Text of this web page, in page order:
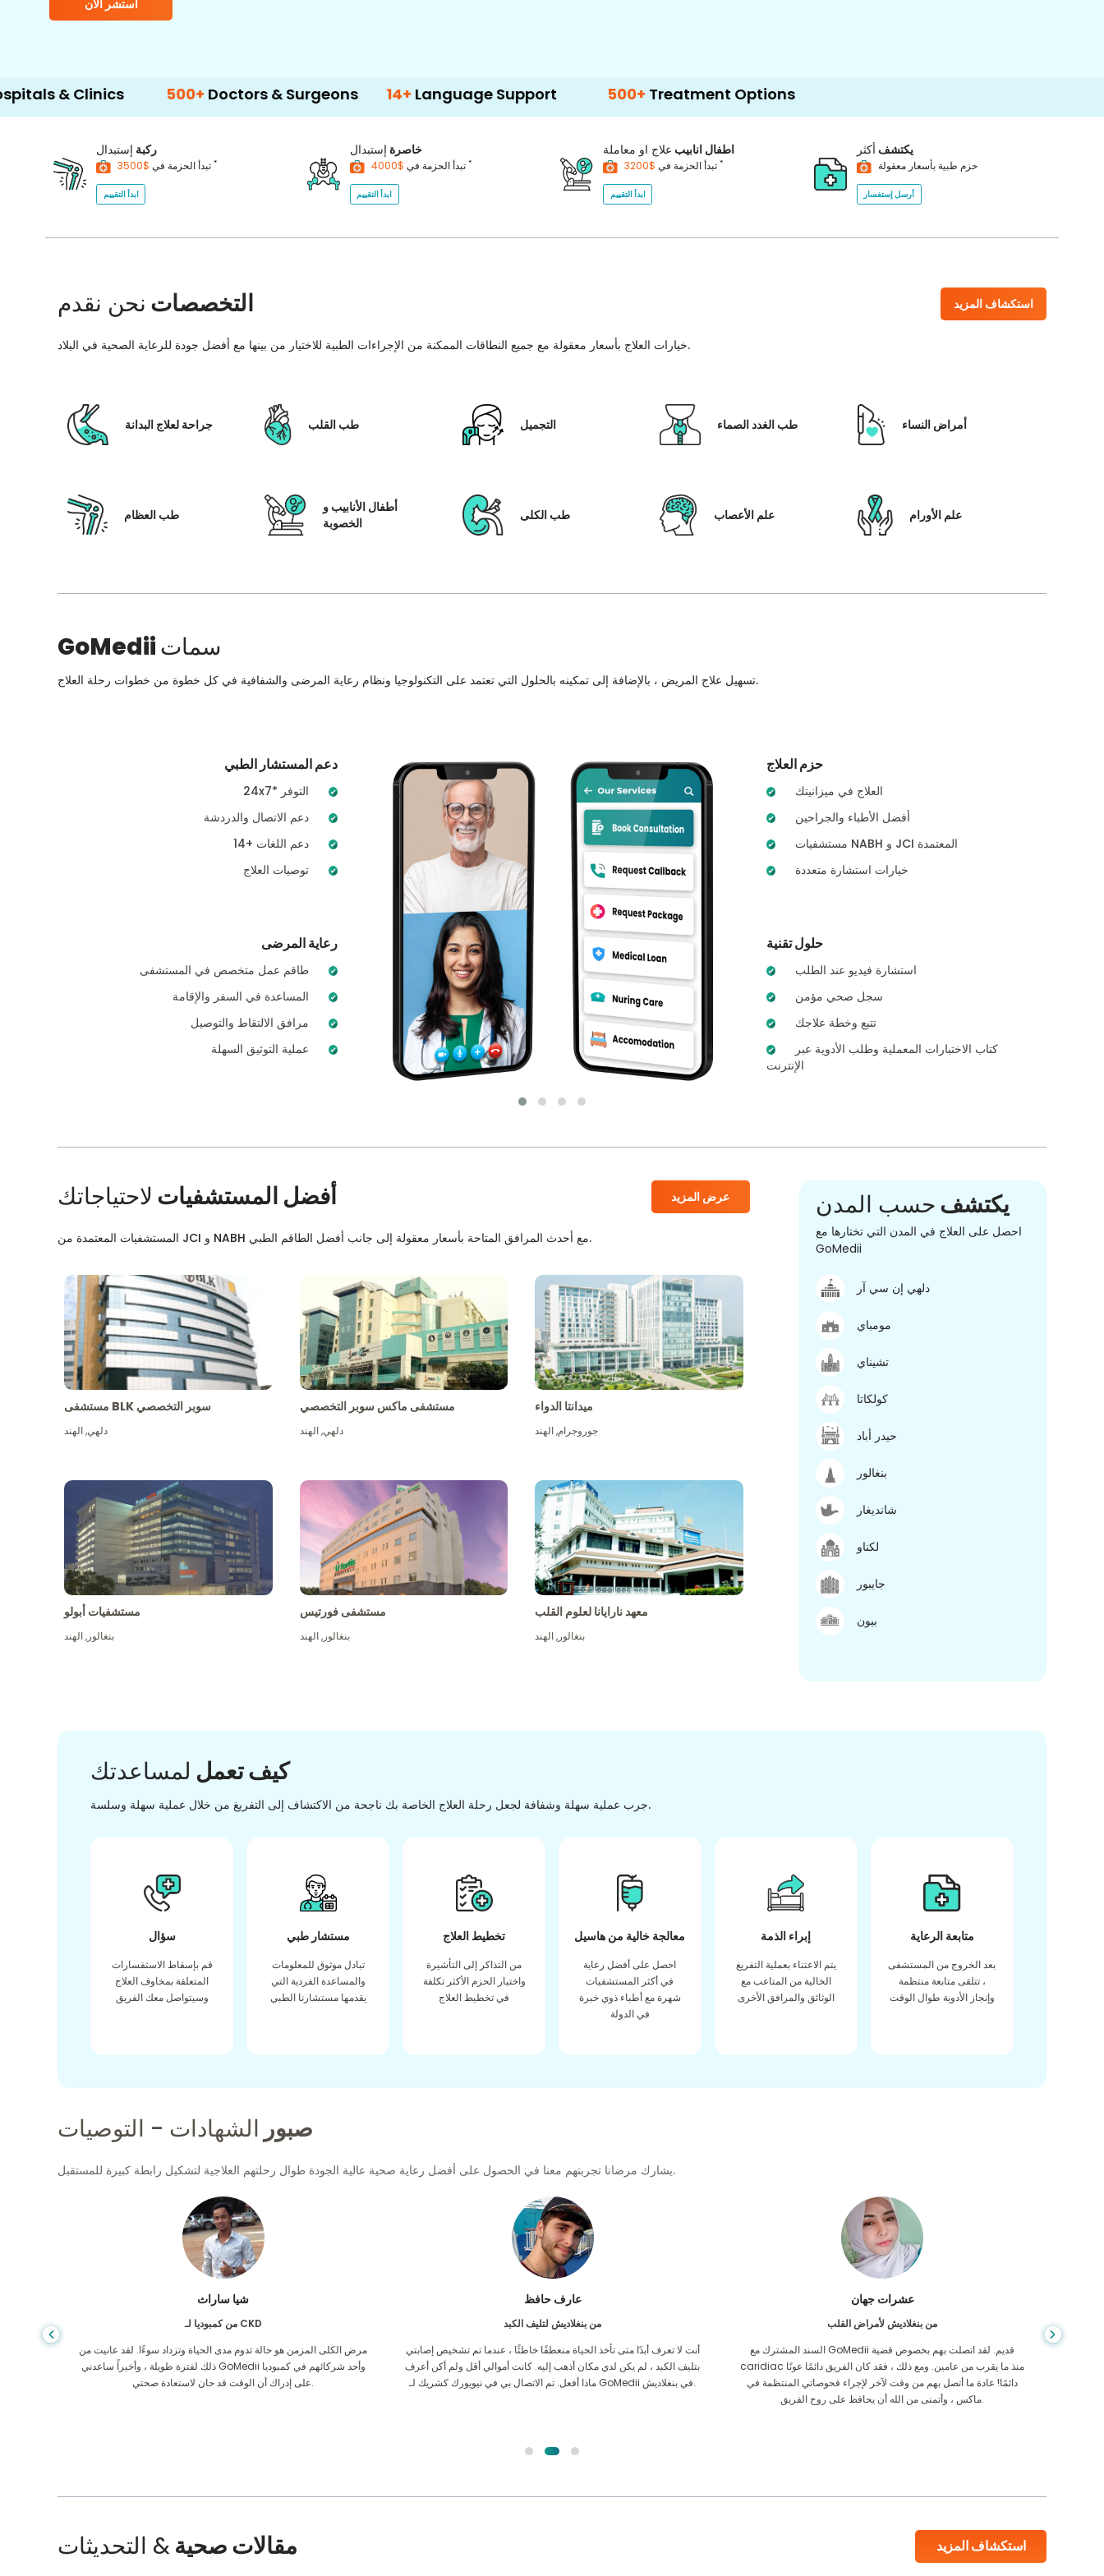
استشر الآن
500+ Doctors & Surgeons 14+Language Support 500+ Treatment Options
ركبة إستبدال
تبدأ الحزمة في *
ابدأ التقييم
خاصرة إستبدال
تبدأ الحزمة في$4000 *
ابدأ التقييم
اطفال انابيب علاج او معاملة
تبدأ الحزمة في *
ابدأ التقييم
يكتشف أكثر
حزم طبية بأسعار معقولة
أرسل إستفسار
التخصصات نحن نقدم استكشاف المزيد
خيارات العلاج بأسعار معقولة مع جميع النطاقات الممكنة من الإجراءات الطبية للاختيار من بينها مع أفضل جودة للرعاية الصحية في البلاد.
جراحة لعلاج البدانة طب القلب التجميل طب الغدد الصماء أمراض النساء
طب العظام
أطفال الأنابيب و
الخصوبة
طب الكلى علم الأعصاب علم الأورام
GoMediiسمات
تسهيل علاج المريض ، بالإضافة إلى تمكينه بالحلول التي تعتمد على التكنولوجيا ونظام رعاية المرضى والشفافية في كل خطوة من خطوات رحلة العلاج.
دعم المستشار الطبي
رعاية المرضى
حزم العلاج
العلاج في ميزانيتك
أفضل الأطباء والجراحين
مستشفيات NABH و JCI المعتمدة
خيارات استشارة متعددة
حلول تقنية
استشارة فيديو عند الطلب
سجل صحي مؤمن
تتبع وخطة علاجك
الإنترنت
أفضل المستشفيات لاحتياجاتك عرض المزيد
المستشفيات المعتمدة من JCI و NABH مع أحدث المرافق المتاحة بأسعار معقولة إلى جانب أفضل الطاقم الطبي.
مستشفى BLK سوبر التخصصي
دلهي,الهند
مستشفى ماكس سوبر التخصصي
دلهي,الهند
ميدانتا الدواء
جوروجرام,الهند
مستشفيات أبولو
بنغالور,الهند
مستشفى فورتيس
بنغالور,الهند
معهد نارايانا لعلوم القلب
بنغالور,الهند
يكتشفحسب المدن
احصل على العلاج في المدن التي تختارها مع
GoMedii
دلهي إن سي آر
مومباي
تشيناي
كولكاتا
حيدر أباد
بنغالور
شانديغار
لكناو
جايبور
بيون
كيف تعمل لمساعدتك
جرب عملية سهلة وشفافة لجعل رحلة العلاج الخاصة بك ناجحة من الاكتشاف إلى التفريغ من خلال عملية سهلة وسلسة.
سؤال
قم بإسقاط الاستفسارات
المتعلقة بمخاوف العلاج
وسيتواصل معك الفريق
مستشار طبي
تبادل موثوق للمعلومات
والمساعدة الفردية التي
يقدمها مستشارنا الطبي
تخطيط العلاج
من التذاكر إلى التأشيرة
واختيار الحزم الأكثر تكلفة
في تخطيط العلاج
معالجة خالية من هاسيل
احصل على أفضل رعاية
في أكثر المستشفيات
شهرة مع أطباء ذوي خبرة
في الدولة
إبراء الذمة
يتم الاعتناء بعملية التفريغ
الخالية من المتاعب مع
الوثائق والمرافق الأخرى
متابعة الرعاية
بعد الخروج من المستشفى
، تتلقى متابعة منتظمة
وإنجاز الأدوية طوال الوقت
صبور الشهادات - التوصيات
يشارك مرضانا تجربتهم معنا في الحصول على أفضل رعاية صحية عالية الجودة طوال رحلتهم العلاجية لتشكيل رابطة كبيرة للمستقبل.
شيا ساراث
من كمبوديا لـ CKD
مرض الكلى المزمن هو حالة تدوم مدى الحياة وتزداد سوءًا. لقد عانيت من
ذلك لفترة طويلة ، وأخيراً ساعدني GoMedii وأحد شركائهم في كمبوديا
على إدراك أن الوقت قد حان لاستعادة صحتي.
عارف حافظ
من بنغلاديش لتليف الكبد
أنت لا تعرف أبدًا متى تأخذ الحياة منعطفًا خاطئًا ، عندما تم تشخيص إصابتي
بتليف الكبد ، لم يكن لدي مكان أذهب إليه. كانت أموالي أقل ولم أكن أعرف
ماذا أفعل. تم الاتصال بي في نيويورك كشريك لـ GoMedii في بنغلاديش.
عشرات جهان
من بنغلاديش لأمراض القلب
السند المشترك مع GoMedii قديم. لقد اتصلت بهم بخصوص قضية
caridiac منذ ما يقرب من عامين. ومع ذلك ، فقد كان الفريق دائمًا عونًا
دائمًا! عادة ما أتصل بهم من وقت لآخر لإجراء فحوصاتي المنتظمة في
ماكس ، وأتمنى من الله أن يحافظ على روح الفريق.
مقالات صحية& التحديثات استكشاف المزيد